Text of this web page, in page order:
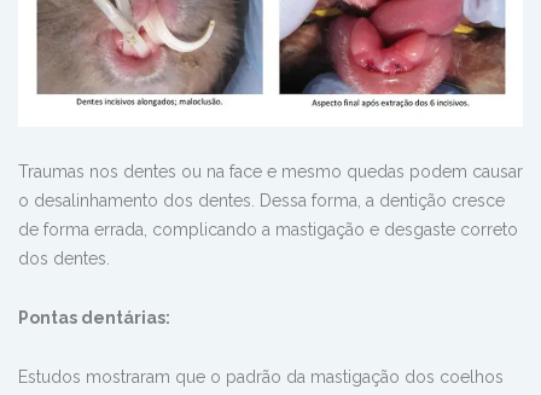
Traumas nos dentes ou na face e mesmo quedas podem causar
o desalinhamento dos dentes. Dessa forma, a dentição cresce
de forma errada, complicando a mastigação e desgaste correto
dos dentes.
Pontas dentárias:
Estudos mostraram que o padrão da mastigação dos coelhos